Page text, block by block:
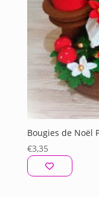
Bougies de Noël
€3,35